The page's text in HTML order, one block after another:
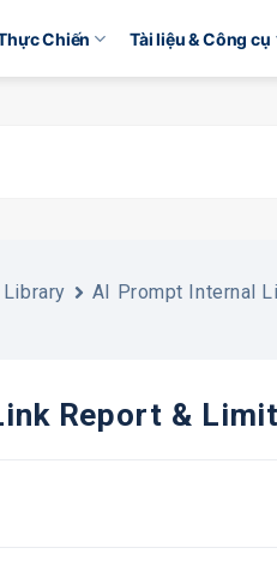
Chiến Tài liệu & Công cụ
AI Prompt Internal
Report &